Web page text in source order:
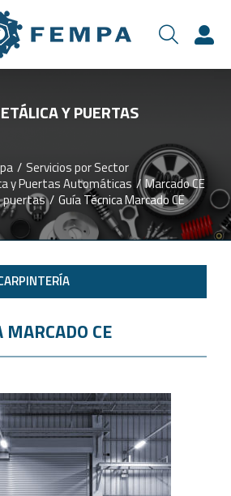
Y PUERTAS
Servicios por Sector
y Puertas Automáticas
Marcado CE
puertas
Guía Técnica Marcado CE
CE